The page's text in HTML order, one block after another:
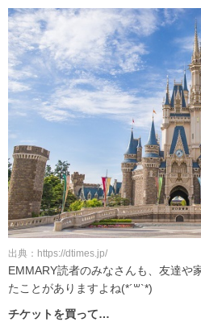
出典：https://dtimes.jp/
EMMARY読者のみなさんも、友達や
たことがありますよね(*´꒳`*)
チケットを買って…